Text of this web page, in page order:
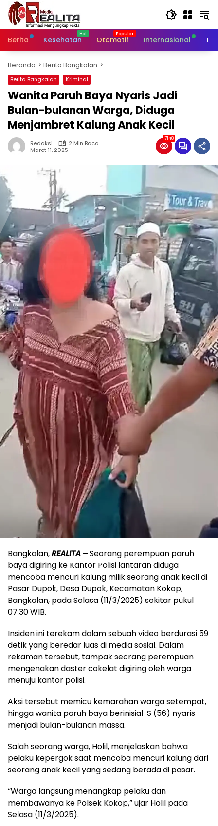
Langsung
konten
Berita
Kesehatan Otomotif Internasional
Beranda Berita Bangkalan
Berita Bangkalan Kriminal
Wanita Paruh Baya Nyaris Jadi
Bulan-bulanan Warga, Diduga
Menjambret Kalung Anak Kecil
Redaksi
2 Min Baca
Maret 11, 2025
7148
Bangkalan,REALITA –Seorang perempuan paruh
baya digiring ke Kantor Polisi lantaran diduga
mencoba mencuri kalung milik seorang anak kecil di
Pasar Dupok, Desa Dupok, Kecamatan Kokop,
Bangkalan, pada Selasa (11/3/2025) sekitar pukul
07.30 WIB.
Insiden ini terekam dalam sebuah video berdurasi 59
detik yang beredar luas di media sosial. Dalam
rekaman tersebut, tampak seorang perempuan
mengenakan daster cokelat digiring oleh warga
menuju kantor polisi.
Aksi tersebut memicu kemarahan warga setempat,
hingga wanita paruh baya berinisial S (56) nyaris
menjadi bulan-bulanan massa.
Salah seorang warga, Holil, menjelaskan bahwa
pelaku kepergok saat mencoba mencuri kalung dari
seorang anak kecil yang sedang berada di pasar.
“Warga langsung menangkap pelaku dan
membawanya ke Polsek Kokop,” ujar Holil pada
Selasa (11/3/2025).